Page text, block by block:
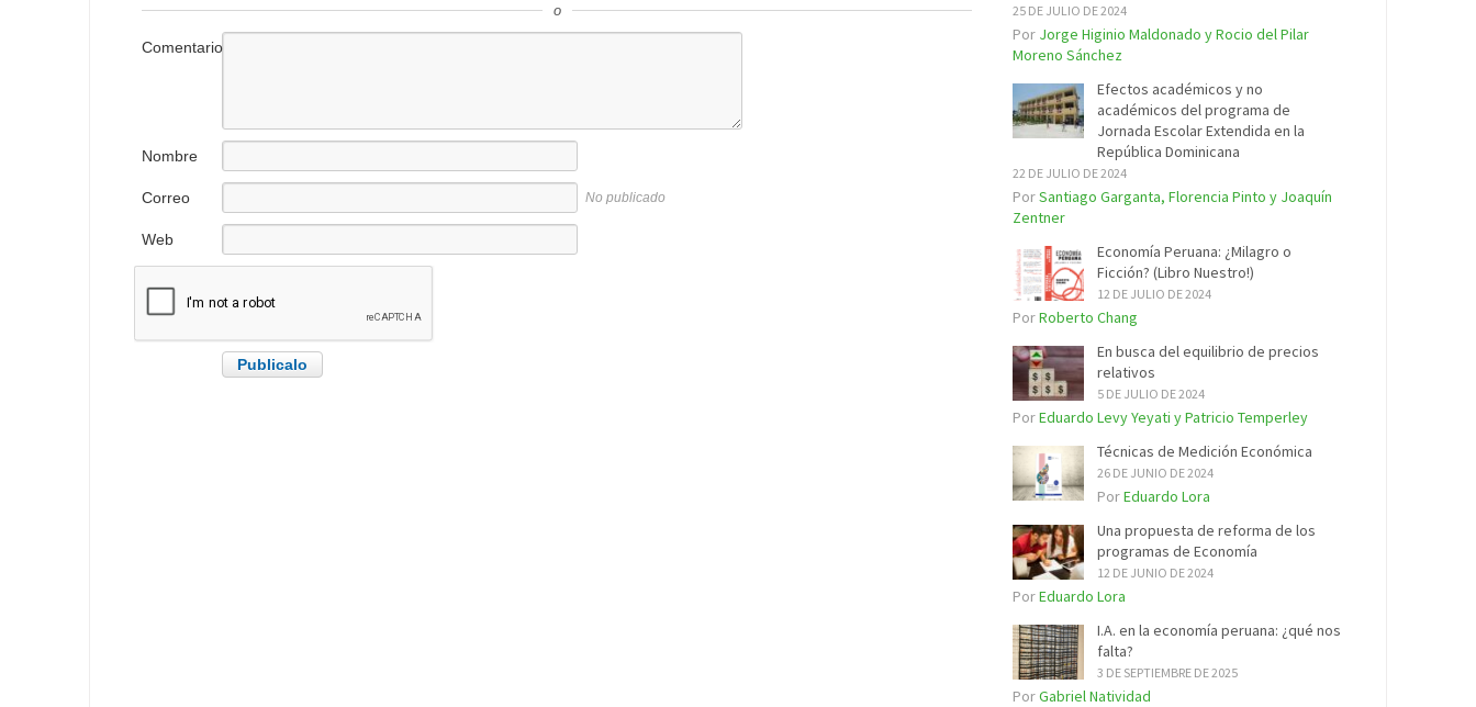
o
Comentario
Nombre
Correo
No publicado
Web
25 DE JULIO DE 2024
Por Jorge Higinio Maldonado y Rocio del Pilar
Moreno Sánchez
Efectos académicos y no
académicos del programa de
Jornada Escolar Extendida en la
República Dominicana
22 DE JULIO DE 2024
PorSantiago Garganta, Florencia Pinto y Joaquín
Zentner
Economía Peruana: ¿Milagro o
Ficción? (Libro Nuestro!)
12 DE JULIO DE 2024
PorRoberto Chang
En busca del equilibrio de precios
relativos
5 DE JULIO DE 2024
PorEduardo Levy Yeyati y Patricio Temperley
Técnicas de Medición Económica
26 DE JUNIO DE 2024
PorEduardo Lora
Una propuesta de reforma de los
programas de Economía
12 DE JUNIO DE 2024
PorEduardo Lora
I.A. en la economía peruana: ¿qué nos
falta?
3 DE SEPTIEMBRE DE 2025
PorGabriel Natividad